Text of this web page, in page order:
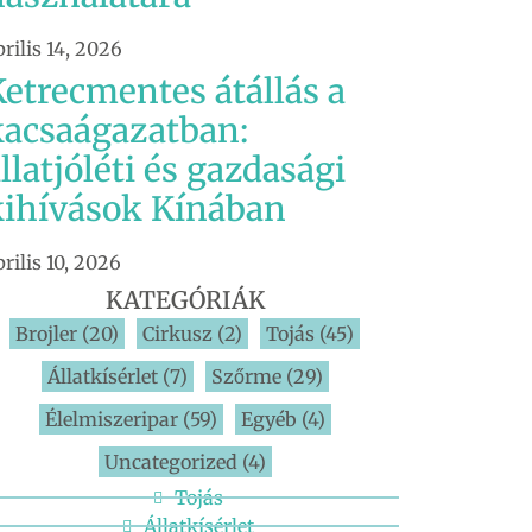
14, 2026
átállás a
és gazdasági
Kínában
10, 2026
KATEGÓRIÁK
Brojler (20) Cirkusz (2) Tojás (45)
Állatkísérlet (7) Szőrme (29)
Élelmiszeripar (59) Egyéb (4)
Uncategorized (4)
Tojás
Állatkísérlet